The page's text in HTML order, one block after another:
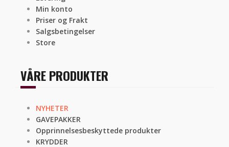
Min konto
Priser og Frakt
Salgsbetingelser
Store
VÅRE PRODUKTER
NYHETER
GAVEPAKKER
Opprinnelsesbeskyttede produkter
KRYDDER